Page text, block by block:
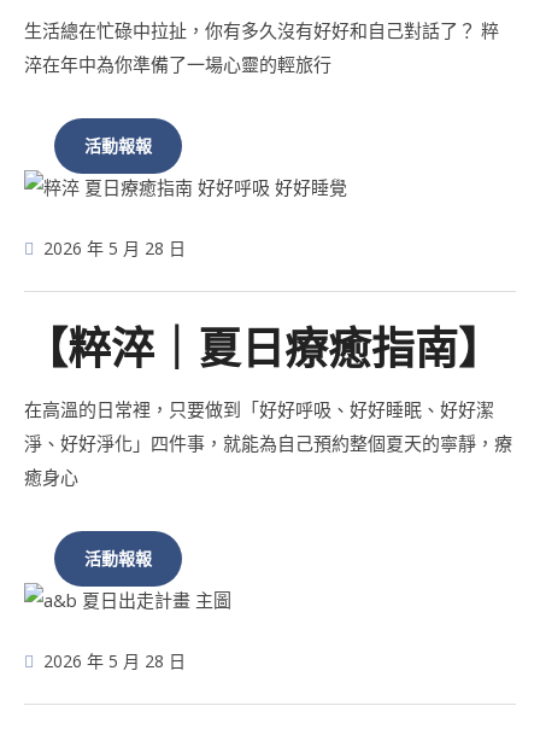
生活總在忙碌中拉扯，你有多久沒有好好和自己對話了？ 粹
淬在年中為你準備了一場心靈的輕旅行
活動報報
2026 年 5 月 28 日
【粹淬｜夏日療癒指南】
在高溫的日常裡，只要做到「好好呼吸、好好睡眠、好好潔
淨、好好淨化」四件事，就能為自己預約整個夏天的寧靜，療
癒身心
活動報報
2026 年 5 月 28 日